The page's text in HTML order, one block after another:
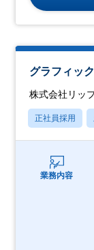
グラフィッ
株式会社リッ
正社員採用
業務内容